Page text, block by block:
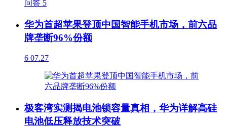
问答 5
华为首超苹果登顶中国智能手机市场，前六品
牌垄断96%份额
6 07.27
极客湾实测揭电池锁容量真相，华为详解高硅
电池低压释放技术突破